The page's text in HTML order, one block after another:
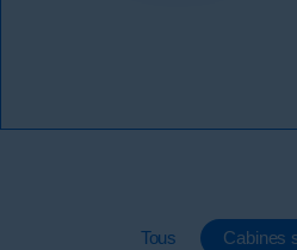
Tous
Cabines